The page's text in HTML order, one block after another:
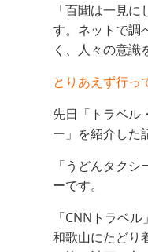
「百聞は一見
す。ネットで調
く、人々の意識
とりあえず行っ
先日「トラベル
ー」を紹介した
「うどんタク
ーです。
「CNNトラベ
和歌山にたどり